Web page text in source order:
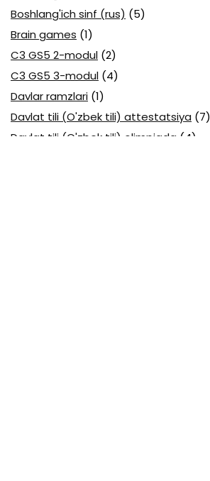
Boshlang'ich sinf (rus) (5)
Brain games (1)
C3 GS5 2-modul (2)
C3 GS5 3-modul (4)
Davlar ramzlari (1)
Davlat tili (O'zbek tili) attestatsiya (7)
Davlat tili (O'zbek tili) olimpiada (4)